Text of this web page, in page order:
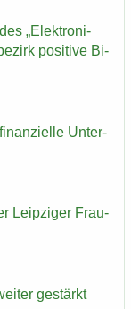
„Elek­tro­ni­
po­si­ti­ve Bi­
Un­ter­
Leip­zi­ger Frau­
ge­stärkt